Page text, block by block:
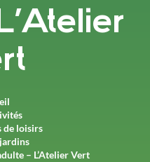
de loisirs
– L’Atelier Vert